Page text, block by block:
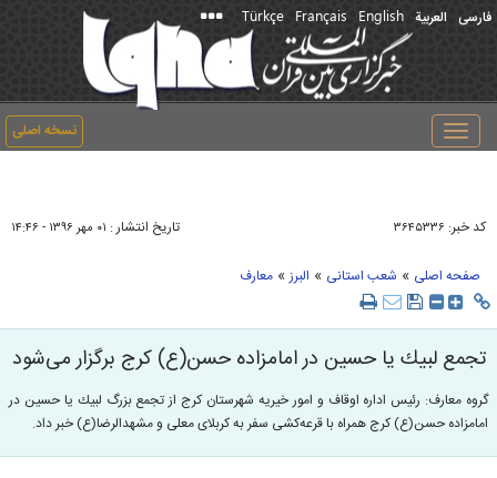
فارسی العربیة English
Français
Türkçe
نسخه اصلی
Toggle
navigation
کد خبر: ۳۶۴۵۳۳۶ تاریخ انتشار : ۰۱ مهر ۱۳۹۶ - ۱۴:۴۶
صفحه اصلی » شعب استانی » البرز» معارف
تجمع لبيك يا حسين در امامزاده حسن(ع) كرج برگزار می‌شود
گروه معارف: رئيس اداره اوقاف و امور خيريه شهرستان كرج از تجمع بزرگ لبيك يا حسين در
امامزاده حسن(ع) كرج همراه با قرعه‌كشی سفر به كربلای معلی و مشهدالرضا(ع) خبر داد.